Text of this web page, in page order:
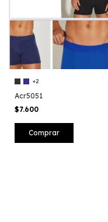
+2
Acr5051
$7.600
Comprar